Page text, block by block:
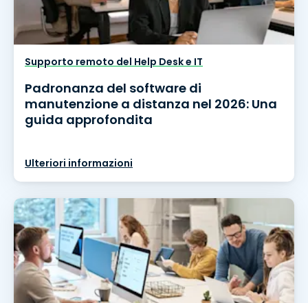
Supporto remoto del Help Desk e IT
Padronanza del software di
manutenzione a distanza nel 2026: Una
guida approfondita
Ulteriori informazioni